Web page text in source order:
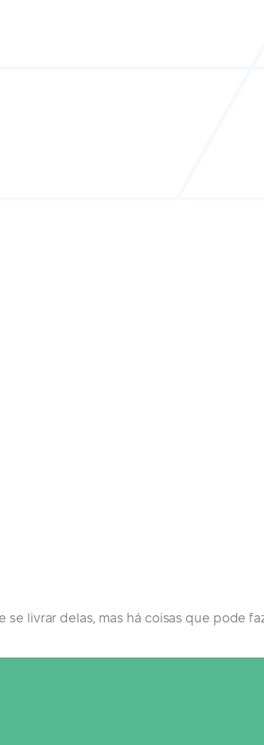
se livrar delas, mas há coisas que pode